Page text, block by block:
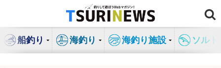
ン
船釣り 海釣り 海釣り施設 ソル